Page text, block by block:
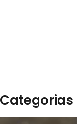
Categorias